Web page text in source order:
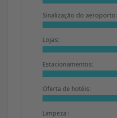
Sinalização do aeroporto:
Lojas:
Estacionamentos:
Oferta de hotéis:
Limpeza :